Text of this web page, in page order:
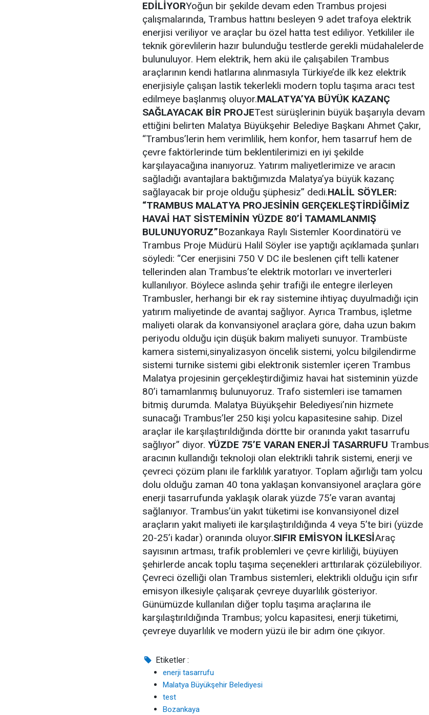
EDİLİYORYoğun bir şekilde devam eden Trambus projesi
çalışmalarında, Trambus hattını besleyen 9 adet trafoya elektrik
enerjisi veriliyor ve araçlar bu özel hatta test ediliyor. Yetkililer ile
teknik görevlilerin hazır bulunduğu testlerde gerekli müdahalelerde
bulunuluyor. Hem elektrik, hem akü ile çalışabilen Trambus
araçlarının kendi hatlarına alınmasıyla Türkiye’de ilk kez elektrik
enerjisiyle çalışan lastik tekerlekli modern toplu taşıma aracı test
edilmeye başlanmış oluyor.MALATYA’YA BÜYÜK KAZANÇ
SAĞLAYACAK BİR PROJETest sürüşlerinin büyük başarıyla devam
ettiğini belirten Malatya Büyükşehir Belediye Başkanı Ahmet Çakır,
“Trambus’lerin hem verimlilik, hem konfor, hem tasarruf hem de
çevre faktörlerinde tüm beklentilerimizi en iyi şekilde
karşılayacağına inanıyoruz. Yatırım maliyetlerimize ve aracın
sağladığı avantajlara baktığımızda Malatya’ya büyük kazanç
sağlayacak bir proje olduğu şüphesiz” dedi.HALİL SÖYLER:
“TRAMBUS MALATYA PROJESİNİN GERÇEKLEŞTİRDİĞİMİZ
HAVAİ HAT SİSTEMİNİN YÜZDE 80’İ TAMAMLANMIŞ
BULUNUYORUZ”Bozankaya Raylı Sistemler Koordinatörü ve
Trambus Proje Müdürü Halil Söyler ise yaptığı açıklamada şunları
söyledi: “Cer enerjisini 750 V DC ile beslenen çift telli katener
tellerinden alan Trambus’te elektrik motorları ve inverterleri
kullanılıyor. Böylece aslında şehir trafiği ile entegre ilerleyen
Trambusler, herhangi bir ek ray sistemine ihtiyaç duyulmadığı için
yatırım maliyetinde de avantaj sağlıyor. Ayrıca Trambus, işletme
maliyeti olarak da konvansiyonel araçlara göre, daha uzun bakım
periyodu olduğu için düşük bakım maliyeti sunuyor. Trambüste
kamera sistemi,sinyalizasyon öncelik sistemi, yolcu bilgilendirme
sistemi turnike sistemi gibi elektronik sistemler içeren Trambus
Malatya projesinin gerçekleştirdiğimiz havai hat sisteminin yüzde
80’i tamamlanmış bulunuyoruz. Trafo sistemleri ise tamamen
bitmiş durumda. Malatya Büyükşehir Belediyesi’nin hizmete
sunacağı Trambus’ler 250 kişi yolcu kapasitesine sahip. Dizel
araçlar ile karşılaştırıldığında dörtte bir oranında yakıt tasarrufu
sağlıyor” diyor. YÜZDE 75’E VARAN ENERJİ TASARRUFU Trambus
aracının kullandığı teknoloji olan elektrikli tahrik sistemi, enerji ve
çevreci çözüm planı ile farklılık yaratıyor. Toplam ağırlığı tam yolcu
dolu olduğu zaman 40 tona yaklaşan konvansiyonel araçlara göre
enerji tasarrufunda yaklaşık olarak yüzde 75’e varan avantaj
sağlanıyor. Trambus’ün yakıt tüketimi ise konvansiyonel dizel
araçların yakıt maliyeti ile karşılaştırıldığında 4 veya 5’te biri (yüzde
20-25’i kadar) oranında oluyor.SIFIR EMİSYON İLKESİAraç
sayısının artması, trafik problemleri ve çevre kirliliği, büyüyen
şehirlerde ancak toplu taşıma seçenekleri arttırılarak çözülebiliyor.
Çevreci özelliği olan Trambus sistemleri, elektrikli olduğu için sıfır
emisyon ilkesiyle çalışarak çevreye duyarlılık gösteriyor.
Günümüzde kullanılan diğer toplu taşıma araçlarına ile
karşılaştırıldığında Trambus; yolcu kapasitesi, enerji tüketimi,
çevreye duyarlılık ve modern yüzü ile bir adım öne çıkıyor.
Etiketler :
enerji tasarrufu
Malatya Büyükşehir Belediyesi
test
Bozankaya